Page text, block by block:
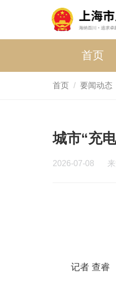
首页
首页 要闻动态
城市“充
2026-07-08
记者 查睿